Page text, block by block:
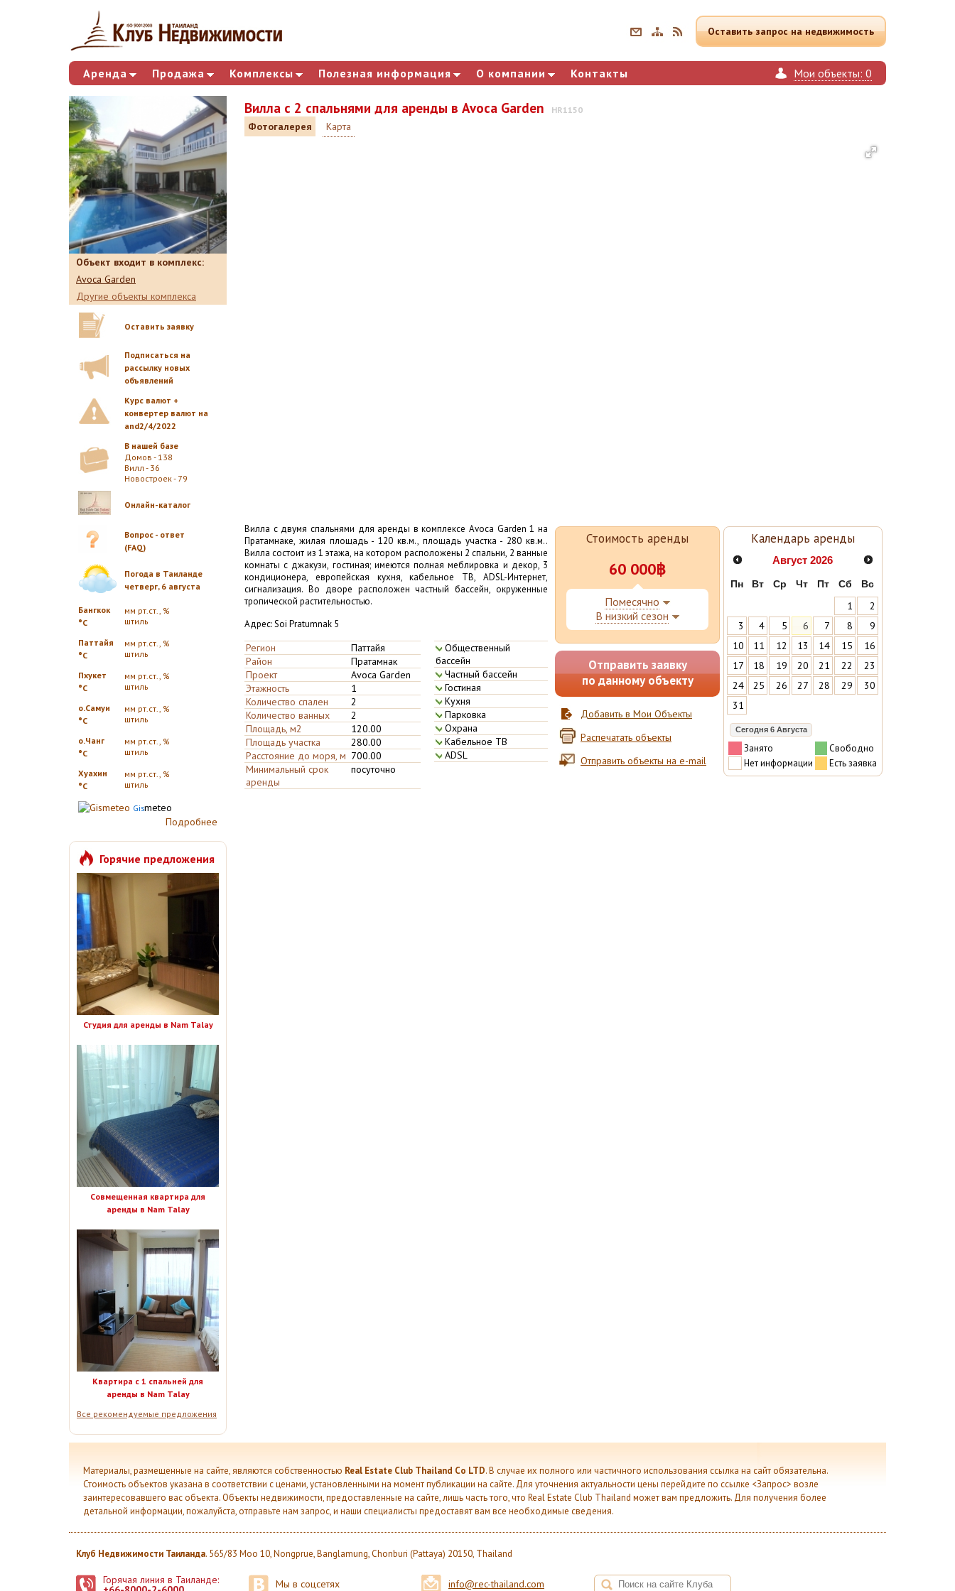
Аренда Продажа Комплексы Полезная информация О компании Контакты
Оставить запрос на недвижимость
Мои объекты: 0
Объект входит в комплекс:
Avoca Garden
Другие объекты комплекса
Оставить заявку
Подписаться на
рассылку новых
объявлений
Курс валют +
конвертер валют на
and2/4/2022
В нашей базе
Домов - 138
Вилл - 36
Новостроек - 79
Онлайн-каталог
Вопрос - ответ
(FAQ)
Погода в Таиланде
четверг, 6 августа
Бангкок
°C
мм рт.ст., %
штиль
Паттайя
°C
мм рт.ст., %
штиль
Пхукет
°C
мм рт.ст., %
штиль
о.Самуи
°C
мм рт.ст., %
штиль
о.Чанг
°C
мм рт.ст., %
штиль
Хуахин
°C
мм рт.ст., %
штиль
Gismeteo
Подробнее
Горячие предложения
Студия для аренды в Nam Talay
Совмещенная квартира для
аренды в Nam Talay
Квартира с 1 спальней для
аренды в Nam Talay
Все рекомендуемые предложения
Вилла с 2 спальнями для аренды в Avoca Garden HR1150
Фотогалерея Карта
Стоимость аренды
60 000฿
Помесячно
В низкий сезон
Отправить заявку
по данному объекту
Добавить в Мои Объекты
Распечатать объекты
Отправить объекты на e-mail
Календарь аренды
Занято
Свободно
Нет информации
Есть заявка
Август 2026
Пн Вт Ср Чт Пт Сб Вс
1
2
3
4 5 6 7 8
9
10
11 12 13 14 15
16
17
18 19 20 21 22
23
24
25 26 27 28 29
30
31
Сегодня 6 Августа
Вилла с двумя спальнями для аренды в комплексе Avoca Garden 1 на
Пратамнаке, жилая площадь - 120 кв.м., площадь участка - 280 кв.м..
Вилла состоит из 1 этажа, на котором расположены 2 спальни, 2 ванные
комнаты с джакузи, гостиная; имеются полная меблировка и декор, 3
кондиционера, европейская кухня, кабельное ТВ, ADSL-Интернет,
сигнализация. Во дворе расположен частный бассейн, окруженные
тропической растительностью.
Адрес: Soi Pratumnak 5
Регион
Паттайя
Район
Пратамнак
Проект
Avoca Garden
Этажность
1
Количество спален
2
Количество ванных
2
Площадь, м2
120.00
Площадь участка
280.00
Расстояние до моря, м 700.00
Минимальный срок
аренды
посуточно
Общественны­й
бассейн
Частный бас­сейн
Гостиная
Кухня
Парковка
Охрана
Кабельное Т­В
ADSL
Материалы, размещенные на сайте, являются собственностью Real Estate Club Thailand Co LTD. В случае их полного или частичного использования ссылка на сайт обязательна.
Стоимость объектов указана в соответствии с ценами, установленными на момент публикации на сайте. Для уточнения актуальности цены перейдите по ссылке <Запрос> возле
заинтересовавшего вас объекта. Объекты недвижимости, предоставленные на сайте, лишь часть того, что Real Estate Club Thailand может вам предложить. Для получения более
детальной информации, пожалуйста, отправьте нам запрос, и наши специалисты предоставят вам все необходимые сведения.
Клуб Недвижимости Таиланда. 565/83 Moo 10, Nongprue, Banglamung, Chonburi (Pattaya) 20150, Thailand
Горячая линия в Таиланде: Мы в соцсетях info@rec-thailand.com